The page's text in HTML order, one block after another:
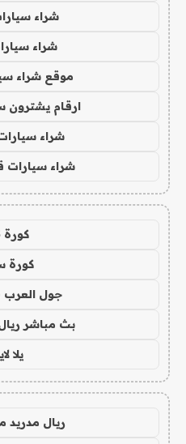
شراء
شراء
موقع شراء
ارقام يشترون
شراء
شراء سيارات
كورة 365
كورة
جول العرب goalarab
بث مباشر
يلا
ريال مدريد